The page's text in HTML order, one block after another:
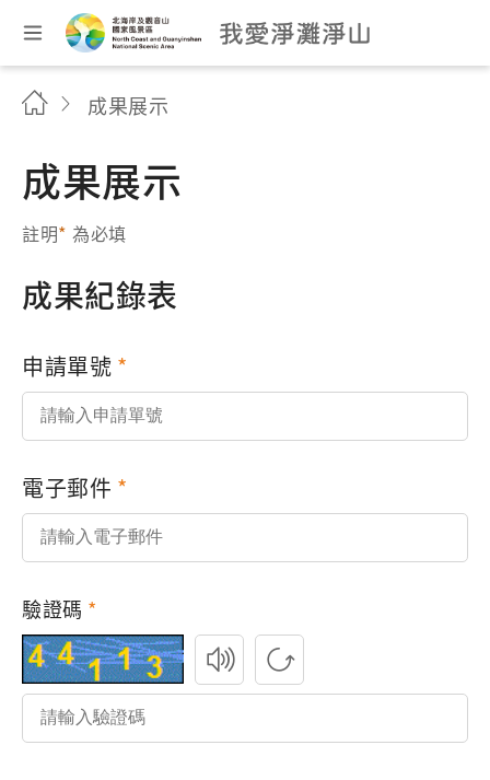
成果展示
成果展示
註明* 為必填
成果紀錄表
申請單號
電子郵件
驗證碼